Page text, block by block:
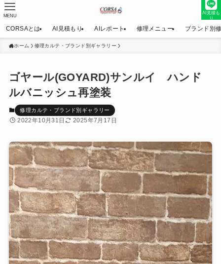
AI見積も
り
MENU
CORSAとは AI見積もり AIレポート 修理メニュー ブランド別
ホーム 修理カルテ・ブランド別ギャラリー
ゴヤール(GOYARD)サンルイ ハンド
ルバニッシュ再塗装
修理カルテ・ブランド別ギャラリー
2022年10月31日 2025年7月17日